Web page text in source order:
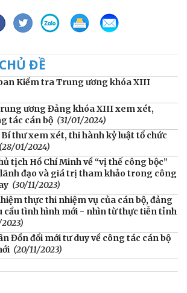
ĐỀ
Kiểm tra Trung ương khóa XIII
ương Đảng khóa XIII xem xét,
tác cán bộ (31/01/2024)
thư xem xét, thi hành kỷ luật tổ chức
(28/01/2024)
tịch Hồ Chí Minh về “vị thế công bộc”
đạo và giá trị tham khảo trong công
(30/11/2023)
thực thi nhiệm vụ của cán bộ, đảng
cầu tình hình mới - nhìn từ thực tiễn tỉnh
Đồn đổi mới tư duy về công tác cán bộ
(20/11/2023)